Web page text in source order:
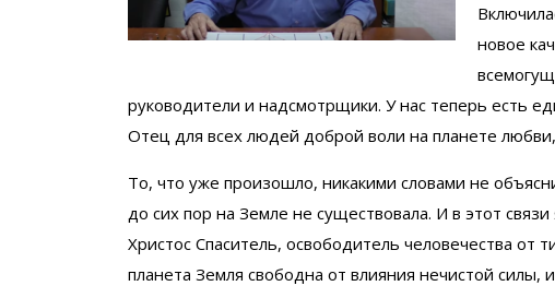
новое
руководители и надсмотрщики. У нас теперь есть
Отец для всех людей доброй воли на планете любви,
То, что уже произошло, никакими словами не
до сих пор на Земле не существовала. И в этот
Христос Спаситель, освободитель человечества от
планета Земля свободна от влияния нечистой силы,